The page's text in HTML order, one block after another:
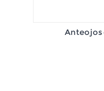
Anteojos